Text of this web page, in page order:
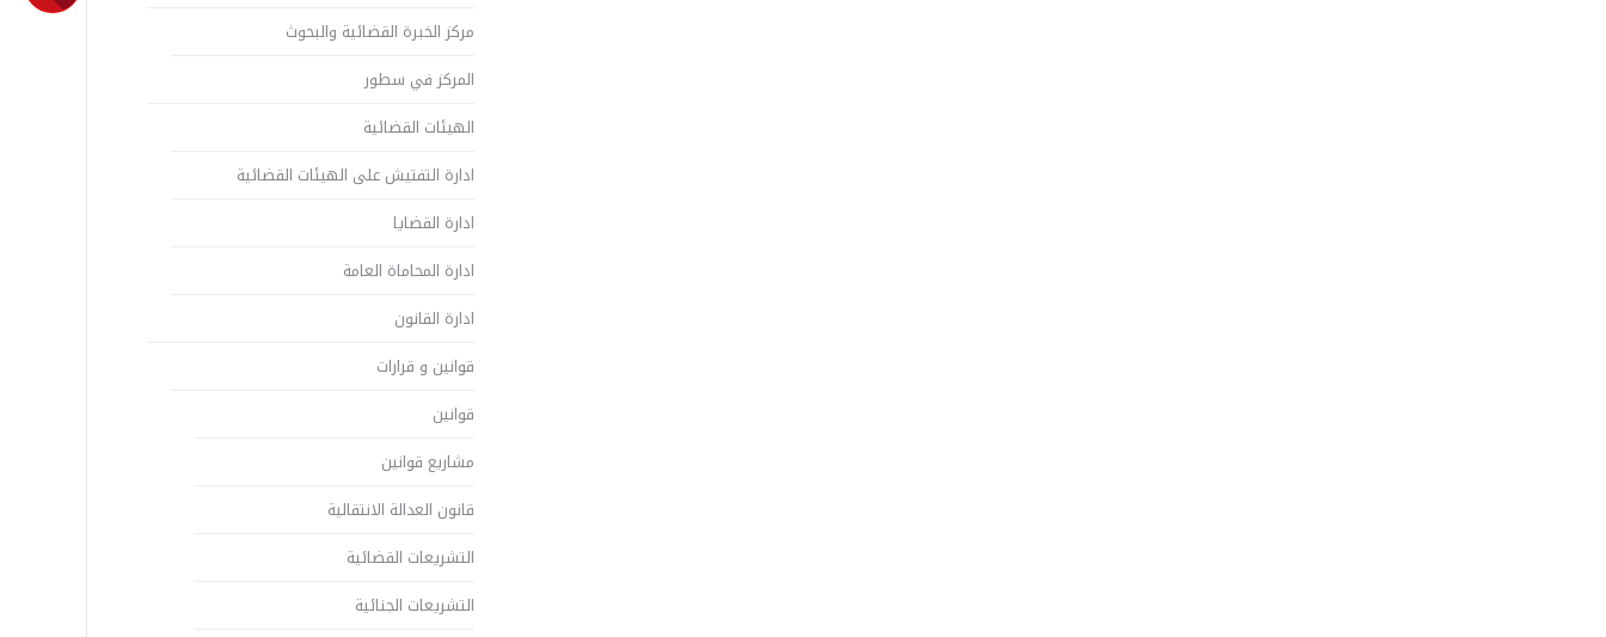
مركز الخبرة القضائية والبحوث
المركز في سطور
الهيئات القضائية
ادارة التفتيش على الهيئات القضائية
ادارة القضايا
ادارة المحاماة العامة
ادارة القانون
قوانين و قرارات
قوانين
مشاريع قوانين
قانون العدالة الانتقالية
التشريعات القضائية
التشريعات الجنائية